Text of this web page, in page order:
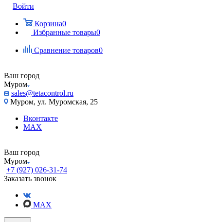
Войти
Корзина0
Избранные товары0
Сравнение товаров0
Ваш город
Муром
sales@tetacontrol.ru
Муром, ул. Муромская, 25
Вконтакте
MAX
Ваш город
Муром
+7 (927) 026-31-74
Заказать звонок
MAX